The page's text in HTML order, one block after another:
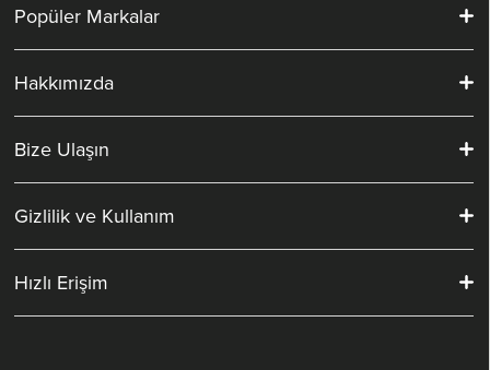
Popüler Markalar
Hakkımızda
Bize Ulaşın
Gizlilik ve Kullanım
Hızlı Erişim